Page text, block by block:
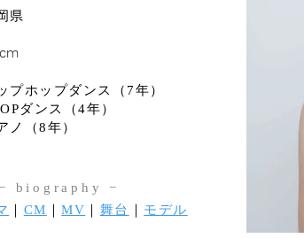
県
ップダンス（7年）
ス（4年）
年）
biography ​−
CM ｜MV 舞台 モデル